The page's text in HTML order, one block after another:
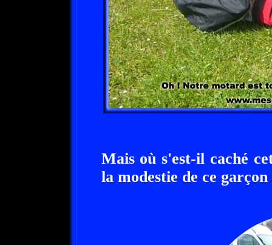
Mais où s'est-il caché
la modestie de ce garçon